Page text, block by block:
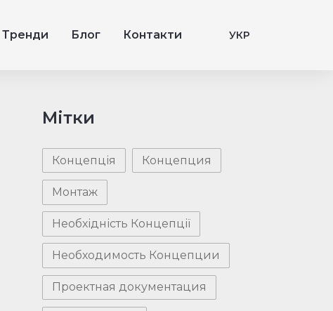
Тренди Блог Контакти УКР
Мітки
Концепція Концепция
Монтаж
Необхідність Концепції
Необходимость Концепции
Проектная документация